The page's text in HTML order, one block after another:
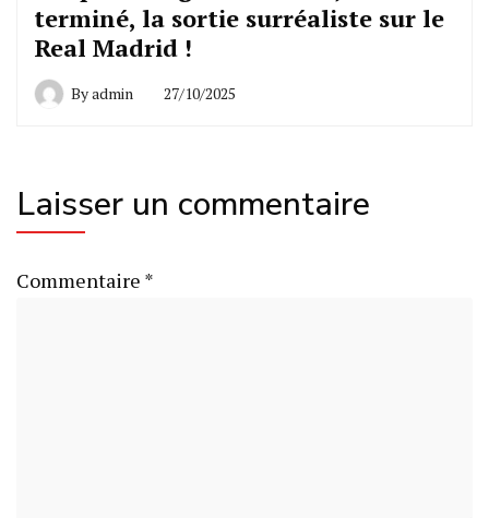
terminé, la sortie surréaliste sur le
Real Madrid !
Byadmin 27/10/2025
Laisser un commentaire
Commentaire *